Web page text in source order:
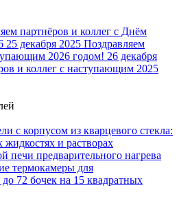
партнёров и коллег с Днём
25 декабря 2025 Поздравляем
2026 годом! 26 декабря
и коллег с наступающим 2025
с корпусом из кварцевого стекла:
жидкостях и растворах
печи предварительного нагрева
термокамеры для
72 бочек на 15 квадратных